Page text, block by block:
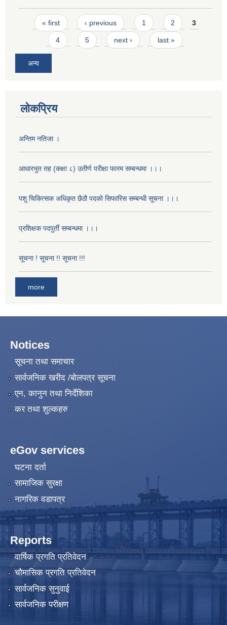
Pages
« first ‹ previous 1 2 3
4 5 next › last »
अन्य
लोकप्रिय
अन्तिम नतिजा ।
आधारभुत तह (कक्षा ८) उतीर्ण परीक्षा फारम सम्बन्धमा ।।।
पशु चिकित्सक अधिकृत छैठौ पदको सिफारिस सम्बन्धी सूचना ।।।
प्रशिक्षक पदपुर्ती सम्बन्धमा ।।।
सूचना ! सूचना !! सूचना !!!
more
Notices
सूचना तथा समाचार
सार्वजनिक खरीद /बोलपत्र सूचना
एन, कानुन तथा निर्देशिका
कर तथा शुल्कहरु
eGov services
घटना दर्ता
सामाजिक सुरक्षा
नागरिक वडापत्र
Reports
वार्षिक प्रगति प्रतिवेदन
चौमासिक प्रगति प्रतिवेदन
सार्वजनिक सुनुवाई
सार्वजनिक परीक्षण